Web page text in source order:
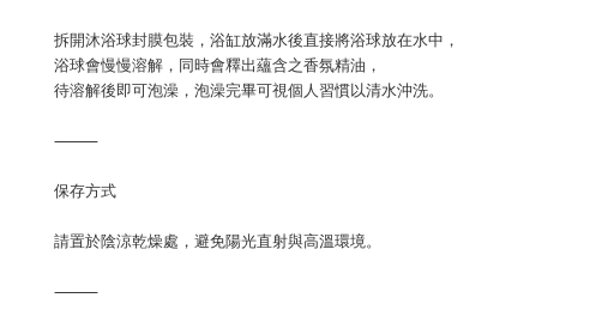
拆開沐浴球封膜包裝，浴缸放滿水後直接將浴球放在水中，
浴球會慢慢溶解，同時會釋出蘊含之香氛精油，
待溶解後即可泡澡，泡澡完畢可視個人習慣以清水沖洗。
⸻
保存方式
請置於陰涼乾燥處，避免陽光直射與高溫環境。
⸻